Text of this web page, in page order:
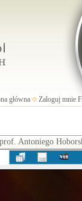
główna Zaloguj mnie
Antoniego